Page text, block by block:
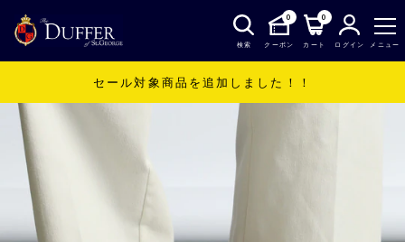
検索
0
クーポン
0
カート ログイン メニュー
セール対象商品を追加しました！！